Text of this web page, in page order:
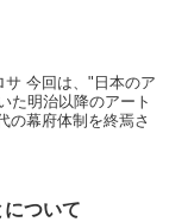
今回は、"日本のア
た明治以降のアート
の幕府体制を終焉さ
について